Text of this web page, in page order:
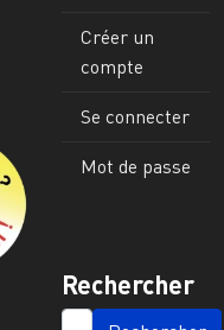
Créer un
compte
Se connecter
Mot de passe
Rechercher
SEARCH